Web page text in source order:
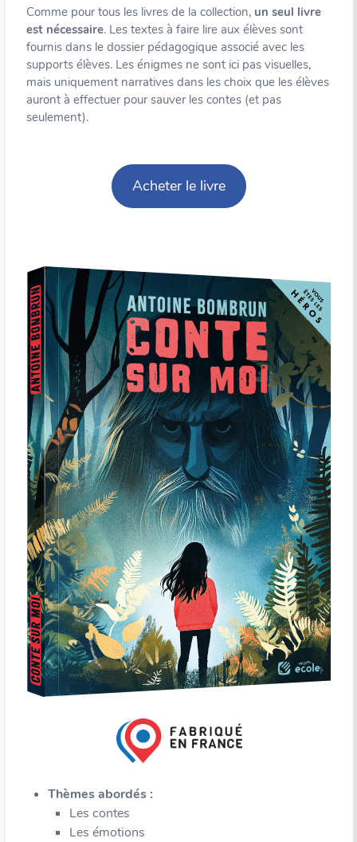
Comme pour tous les livres de la collection, un seul livre
est nécessaire. Les textes à faire lire aux élèves sont
fournis dans le dossier pédagogique associé avec les
supports élèves. Les énigmes ne sont ici pas visuelles,
mais uniquement narratives dans les choix que les élèves
auront à effectuer pour sauver les contes (et pas
seulement).
Acheter le livre
Thèmes abordés :
Les contes
Les émotions